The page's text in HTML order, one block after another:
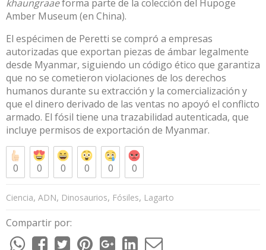
khaungraaeforma parte de la colección del Hupoge
Amber Museum (en China).
El espécimen de Peretti se compró a empresas
autorizadas que exportan piezas de ámbar legalmente
desde Myanmar, siguiendo un código ético que garantiza
que no se cometieron violaciones de los derechos
humanos durante su extracción y la comercialización y
que el dinero derivado de las ventas no apoyó el conflicto
armado. El fósil tiene una trazabilidad autenticada, que
incluye permisos de exportación de Myanmar.
0 0 0 0 0 0
Ciencia, ADN, Dinosaurios, Fósiles, Lagarto
Compartir por: